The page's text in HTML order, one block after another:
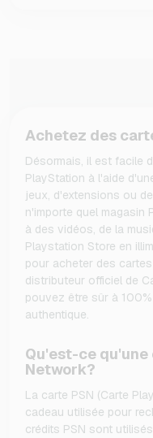
Achetez des
Désormais, il est facile
PlayStation à l'aide
jeux, d'extensions ou
n'importe quel magasin
à des vidéos, de la
Playstation Store en
pour acheter des
distributeur officiel de
pouvez être sûr à
authentique.
Qu'est-ce
Network?
La carte PSN (Carte
cadeau utilisée pour
crédits PSN sont